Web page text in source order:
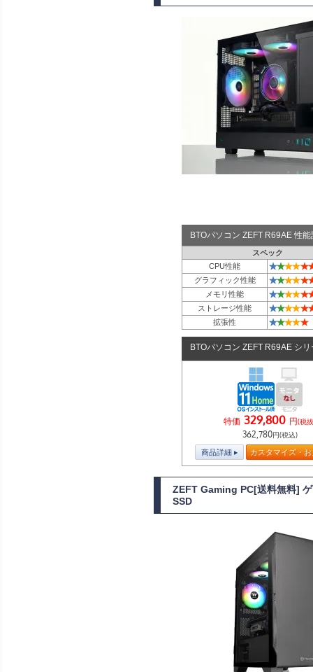
BTOパソコン ZEFT R69AE 性
スペック
CPU性能
★★★★★
グラフィック性能 ★★★★★
メモリ性能 ★★★★★
ストレージ性能 ★★★★★
拡張性 ★★★★★
BTOパソコン ZEFT R69AE シリ
特価 329,800 円(税
362,780円(税込)
商品詳細 カスタマイズ・
ZEFT Gaming PC[送料無料]
SSD